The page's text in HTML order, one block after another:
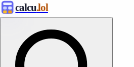
calcu.lol